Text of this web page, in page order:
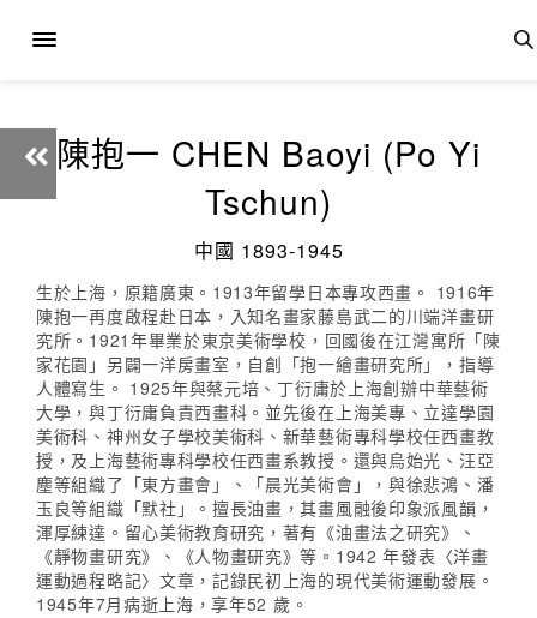
陳抱一 CHEN Baoyi (Po Yi
Tschun)
中國 1893-1945
生於上海，原籍廣東。1913年留學日本專攻西畫。 1916年
陳抱一再度啟程赴日本，入知名畫家藤島武二的川端洋畫研
究所。1921年畢業於東京美術學校，回國後在江灣寓所「陳
家花園」另闢一洋房畫室，自創「抱一繪畫研究所」，指導
人體寫生。 1925年與蔡元培、丁衍庸於上海創辦中華藝術
大學，與丁衍庸負責西畫科。並先後在上海美專、立達學園
美術科、神州女子學校美術科、新華藝術專科學校任西畫教
授，及上海藝術專科學校任西畫系教授。還與烏始光、汪亞
塵等組織了「東方畫會」、「晨光美術會」，與徐悲鴻、潘
玉良等組織「默社」。擅長油畫，其畫風融後印象派風韻，
渾厚練達。留心美術教育研究，著有《油畫法之研究》、
《靜物畫研究》、《人物畫研究》等。1942 年發表〈洋畫
運動過程略記〉文章，記錄民初上海的現代美術運動發展。
1945年7月病逝上海，享年52 歲。